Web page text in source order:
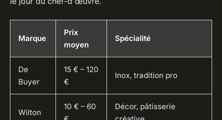
Marque
Prix
moyen
Spécialité
De
Buyer
15 € – 120
€
Inox, tradition pro
Wilton
10 € – 60
Décor, pâtisserie